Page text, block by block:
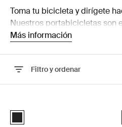
Toma tu bicicleta y dirígete
Nuestros portabicicletas son
transportar todo tipo de
Más información
Filtro y ordenar
Thule Vero Negro (selected)